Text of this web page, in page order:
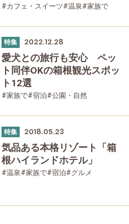
#カフェ・スイーツ#温泉#家族で
特集 2022.12.28
愛犬との旅行も安心 ペッ
ト同伴OKの箱根観光スポッ
ト12選
#家族で#宿泊#公園・自然
特集 2018.05.23
気品ある本格リゾート「箱
根ハイランドホテル」
#温泉#家族で#宿泊#グルメ